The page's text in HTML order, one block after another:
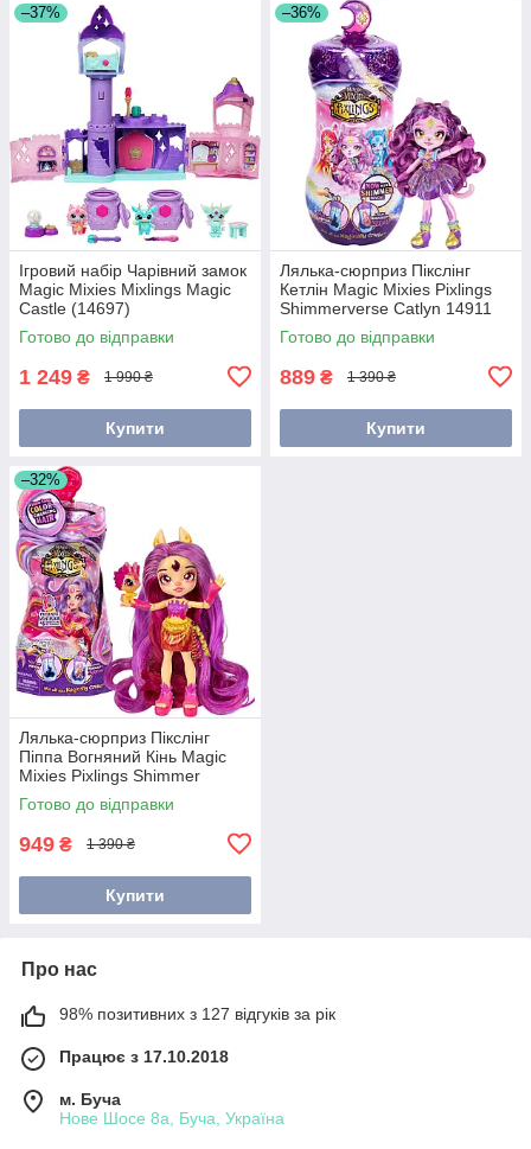
–37%
Ігровий набір Чарівний замок
Magic Mixies Mixlings Magic
Castle (14697)
Готово до відправки
1 249 ₴ 1 990 ₴
Купити
–36%
Лялька-сюрприз Пікслінг
Кетлін Magic Mixies Pixlings
Shimmerverse Catlyn 14911
Готово до відправки
889 ₴ 1 390 ₴
Купити
–32%
Лялька-сюрприз Пікслінг
Піппа Вогняний Кінь Magic
Mixies Pixlings Shimmer
Reveal Pippa The Firehorse
(15700)
Готово до відправки
949 ₴ 1 390 ₴
Купити
Про нас
98% позитивних з 127 відгуків за рік
Працює з 17.10.2018
м. Буча
Нове Шосе 8а, Буча, Україна